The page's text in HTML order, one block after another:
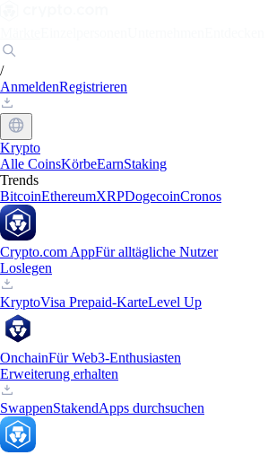
/
AnmeldenRegistrieren
Krypto
Alle CoinsKörbeEarnStaking
Trends
BitcoinEthereumXRPDogecoinCronos
Crypto.com AppFür alltägliche Nutzer
Loslegen
KryptoVisa Prepaid-KarteLevel Up
OnchainFür Web3-Enthusiasten
Erweiterung erhalten
SwappenStakendApps durchsuchen